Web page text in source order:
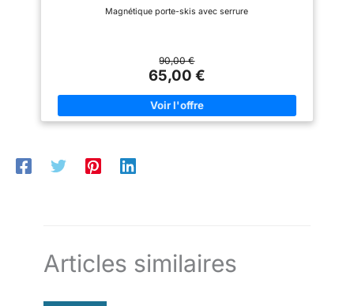
Magnétique porte-skis avec serrure
90,00 €
65,00 €
Articles similaires